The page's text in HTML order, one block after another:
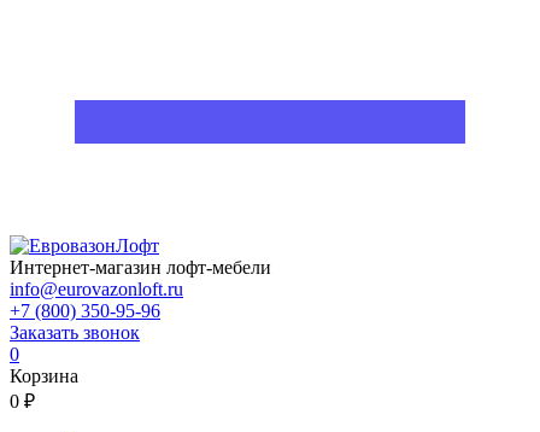
Интернет-магазин лофт-мебели
info@eurovazonloft.ru
+7 (800) 350-95-96
Заказать звонок
0
Корзина
0 ₽